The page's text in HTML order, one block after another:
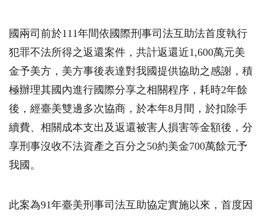
國兩司前於111年間依國際刑事司法互助法首度執行
犯罪不法所得之返還案件，共計返還近1,600萬元美
金予美方，美方事後表達對我國提供協助之感謝，積
極辦理其國內進行國際分享之相關程序，耗時2年餘
後，經臺美雙邊多次協商，於本年8 月間，於扣除手
續費、相關成本支出及返還被害人損害等金額後，分
享刑事沒收不法資產之百分之 50約美金700萬餘元予
我國。
此案為91年臺美刑事司法互助協定實施以來，首度因